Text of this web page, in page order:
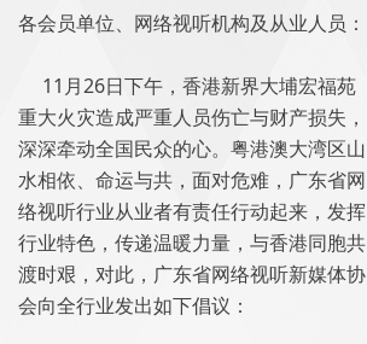
各会员单位、网络视听机构及从业人员：
11月26日下午，香港新界大埔宏福苑
重大火灾造成严重人员伤亡与财产损失，
深深牵动全国民众的心。粤港澳大湾区山
水相依、命运与共，面对危难，广东省网
络视听行业从业者有责任行动起来，发挥
行业特色，传递温暖力量，与香港同胞共
渡时艰，对此，广东省网络视听新媒体协
会向全行业发出如下倡议：